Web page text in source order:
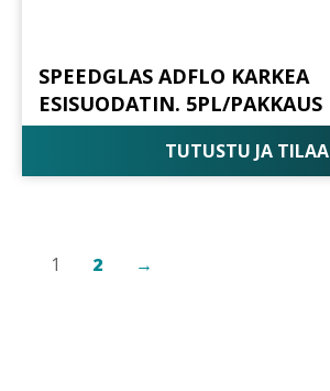
SPEEDGLAS ADFLO KARKEA
ESISUODATIN. 5PL/PAKKAUS
TUTUSTU JA TILAA
1 2 →